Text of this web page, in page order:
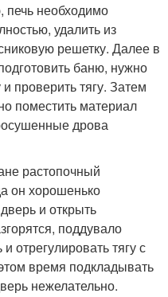
печь необходимо
удалить из
решетку. Далее в
баню, нужно
проверить тягу. Затем
поместить материал
дрова
растопочный
он хорошенько
и открыть
поддувало
отрегулировать тягу с
время подкладывать
нежелательно.